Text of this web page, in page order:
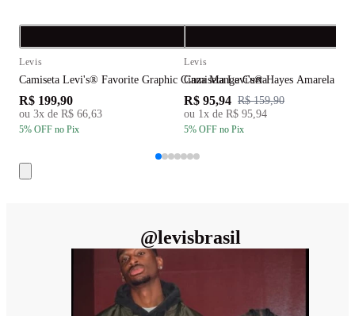
Levis
Camiseta Levi's® Favorite Graphic Cinza Manga Curta
R$ 199,90
ou 3x de R$ 66,63
5% OFF no Pix
Levis
Camiseta Levi's® Hayes Amarela
R$ 95,94 R$ 159,90
ou 1x de R$ 95,94
5% OFF no Pix
@levisbrasil